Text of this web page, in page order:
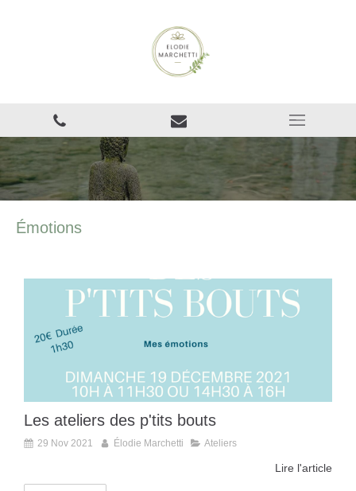
Émotions
Les ateliers des p'tits bouts
29 Nov 2021 Élodie Marchetti Ateliers
Lire l'article